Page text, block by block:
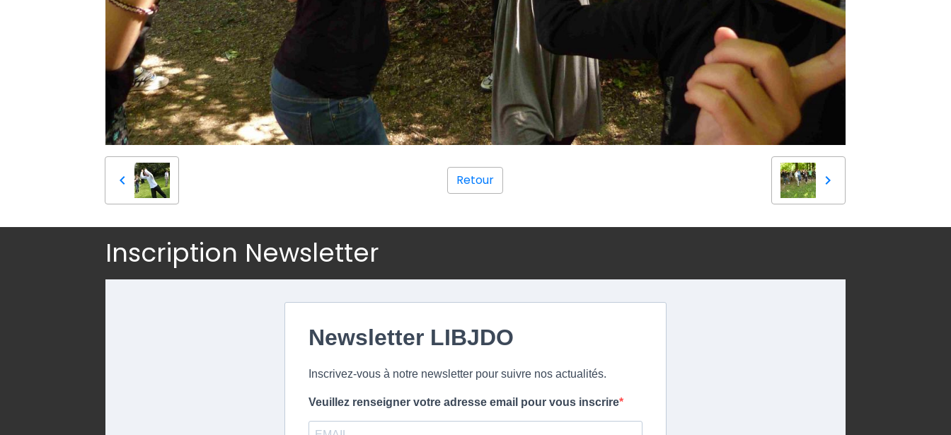
Retour
Inscription Newsletter
Newsletter LIBJDO
Inscrivez-vous à notre newsletter pour suivre nos actualités.
Veuillez renseigner votre adresse email pour vous inscrire